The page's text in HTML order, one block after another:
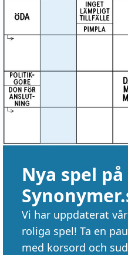
Nya spel på
Vi har uppdaterat
roliga spel! Ta en
med korsord och